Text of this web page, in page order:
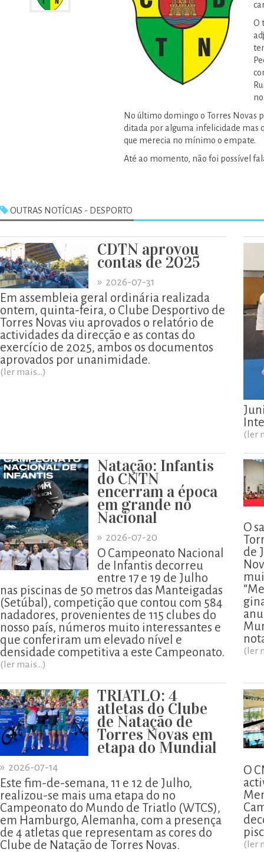
O
No último domingo o Torres Novas
ditada por alguma infelicidade mas
que merecia no mínimo o empate.
Até ao momento, não foi possível
OUTRAS NOTÍCIAS - DESPORTO
CDTN aprovou
contas de 2025
» 2026-07-31
Em assembleia geral ordinária realizada
ontem, quinta-feira, o Clube Desportivo de
Torres Novas viu aprovados o relatório de
actividades da direcção e as contas do
exercício de 2025, ambos os documentos
aprovados por unanimidade.
(ler mais...)
(ler
Natação: Infantis
do CNTN
encerram a época
em grande no
Nacional
» 2026-07-20
O Campeonato Nacional
de Infantis decorreu
entre 17 e 19 de Julho
nas piscinas de 50 metros das Manteigadas
(Setúbal), competição que contou com 584
nadadores, provenientes de 115 clubes do
nosso país, números muito interessantes e
que conferiram um elevado nível e
densidade competitiva a este Campeonato.
(ler mais...)
O
de
(ler
TRIATLO: 4
atletas do Clube
de Natação de
Torres Novas em
etapa do Mundial
» 2026-07-14
Este fim-de-semana, 11 e 12 de Julho,
realizou-se mais uma etapa do no
Campeonato do Mundo de Triatlo (WTCS),
em Hamburgo, Alemanha, com a presença
de 4 atletas que representam as cores do
Clube de Natação de Torres Novas.
O
(ler